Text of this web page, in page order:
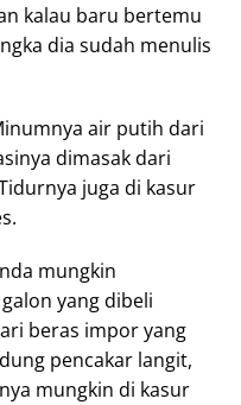
kalau baru bertemu
dia sudah menulis
air putih dari
dimasak dari
juga di kasur
mungkin
yang dibeli
beras impor yang
pencakar langit,
mungkin di kasur